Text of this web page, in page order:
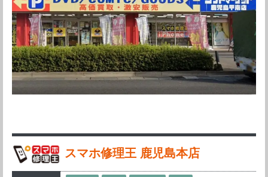
スマホ修理王 鹿児島本店